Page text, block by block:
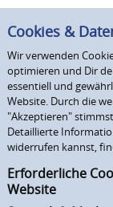
Cookies &
Wir verwenden
optimieren und Dir
essentiell und
Website. Durch die
"Akzeptieren"
Detaillierte
widerrufen kannst,
Erforderliche
Website